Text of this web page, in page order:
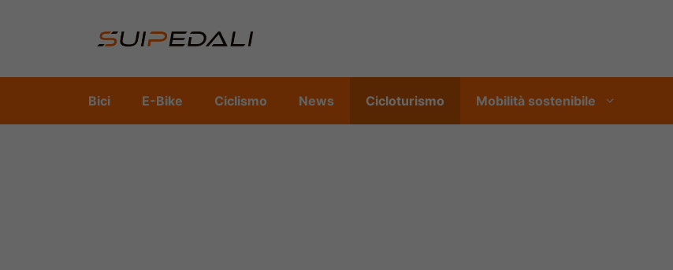
Bici E-Bike Ciclismo News Cicloturismo Mobilità sostenibile